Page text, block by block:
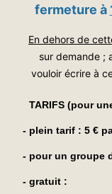
fermeture à
En dehors de
sur demande ;
vouloir écrire à
TARIFS (pour
- plein tarif : 5 €
- pour un groupe
- gratuit :